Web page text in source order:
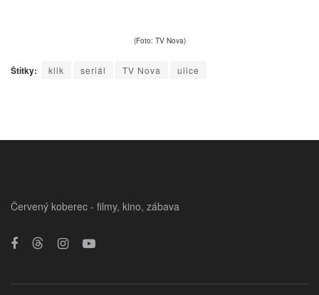
(Foto: TV Nova)
Štítky: klik seriál TV Nova ulice
Červený koberec - filmy, kino, zábava